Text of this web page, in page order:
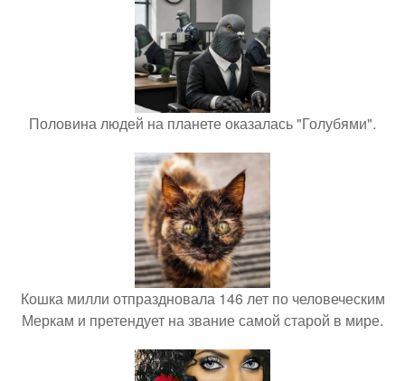
Половина людей на планете оказалась "Голубями".
Кошка милли отпраздновала 146 лет по человеческим
Меркам и претендует на звание самой старой в мире.